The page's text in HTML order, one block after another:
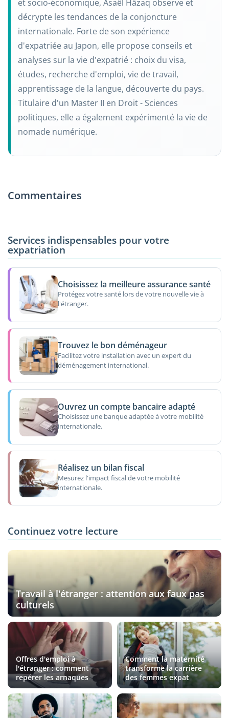
et socio-économique, Asaël Häzaq observe et
décrypte les tendances de la conjoncture
internationale. Forte de son expérience
d'expatriée au Japon, elle propose conseils et
analyses sur la vie d'expatrié : choix du visa,
études, recherche d'emploi, vie de travail,
apprentissage de la langue, découverte du pays.
Titulaire d'un Master II en Droit - Sciences
politiques, elle a également expérimenté la vie de
nomade numérique.
Commentaires
Services indispensables pour votre
expatriation
Choisissez la meilleure assurance santé
Protégez votre santé lors de votre nouvelle vie à
l'étranger.
Trouvez le bon déménageur
Facilitez votre installation avec un expert du
déménagement international.
Ouvrez un compte bancaire adapté
Choisissez une banque adaptée à votre mobilité
internationale.
Réalisez un bilan fiscal
Mesurez l'impact fiscal de votre mobilité
internationale.
Continuez votre lecture
Travail à l'étranger : attention aux faux pas
culturels
Offres d'emploi à
l'étranger : comment
repérer les arnaques
Comment la maternité
transforme la carrière
des femmes expat